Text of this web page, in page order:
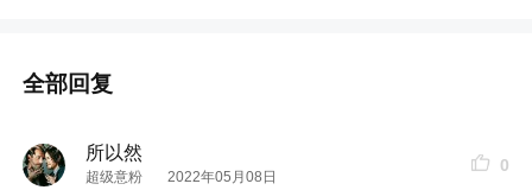
全部回复
所以然
超级意粉 2022年05月08日
0